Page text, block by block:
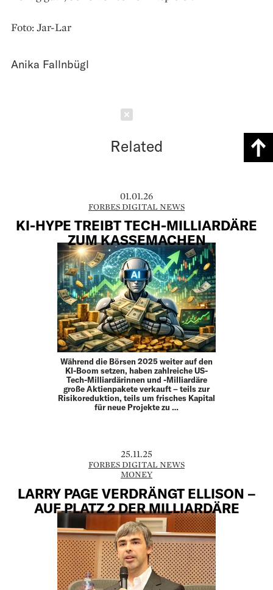
Foto: Jar-Lar
Anika Fallnbügl
Related
01.01.26
FORBES DIGITAL NEWS
KI-HYPE TREIBT TECH-MILLIARDÄRE
ZUM KASSEMACHEN
Während die Börsen 2025 weiter auf den
KI-Boom setzen, haben zahlreiche US-
Tech-Milliardärinnen und -Milliardäre
große Aktienpakete verkauft – teils zur
Risikoreduktion, teils um frisches Kapital
für neue Projekte zu …
25.11.25
FORBES DIGITAL NEWS
MONEY
LARRY PAGE VERDRÄNGT ELLISON –
AUF PLATZ 2 DER MILLIARDÄRE